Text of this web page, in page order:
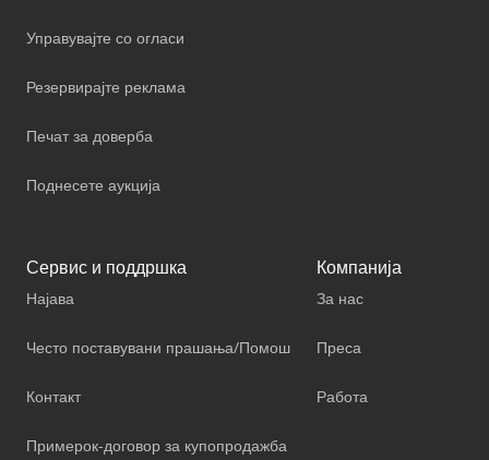
Управувајте со огласи
Резервирајте реклама
Печат за доверба
Поднесете аукција
Сервис и поддршка
Најава
Често поставувани прашања/Помош
Контакт
Примерок-договор за купопродажба
Компанија
За нас
Преса
Работа